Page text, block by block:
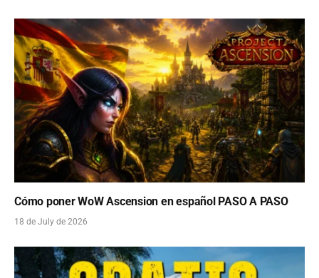
Cómo poner WoW Ascension en español PASO A PASO
18 de July de 2026